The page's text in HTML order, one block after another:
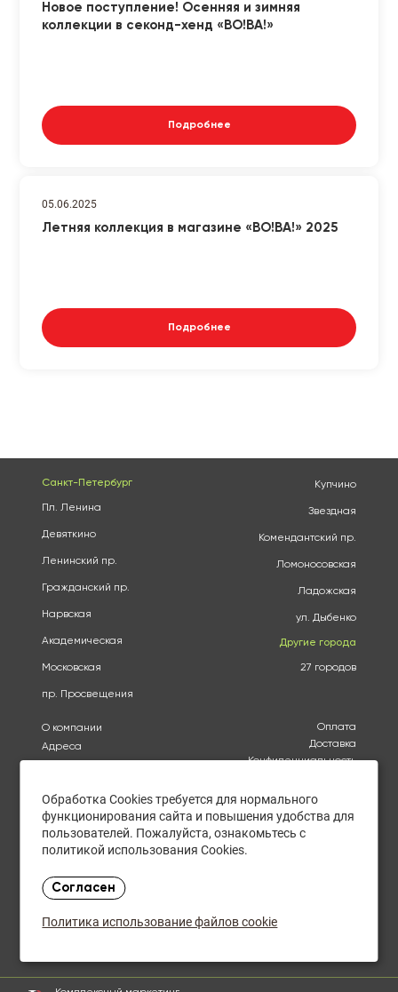
Новое поступление! Осенняя и зимняя
коллекции в секонд-хенд «ВО!ВА!»
Подробнее
05.06.2025
Летняя коллекция в магазине «ВО!ВА!» 2025
Подробнее
Санкт-Петербург
Пл. Ленина
Девяткино
Ленинский пр.
Гражданский пр.
Нарвская
Академическая
Московская
пр. Просвещения
Купчино
Звездная
Комендантский пр.
Ломоносовская
Ладожская
ул. Дыбенко
Другие города
27 городов
О компании
Адреса
Акции
Купить оптом
Отзывы
Оплата
Доставка
Конфиденциальность
Согласие на обработку
персональных данных
Политика в отношении
обработки персональных
Обработка Cookies требуется для нормального
функционирования сайта и повышения удобства для
пользователей. Пожалуйста, ознакомьтесь с
политикой использования Cookies.
Согласен
Политика использование файлов cookie